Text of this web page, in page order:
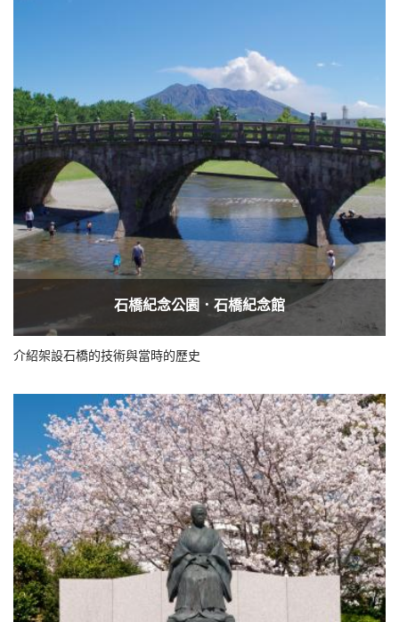
石橋紀念公園．石橋紀念館
介紹架設石橋的技術與當時的歷史